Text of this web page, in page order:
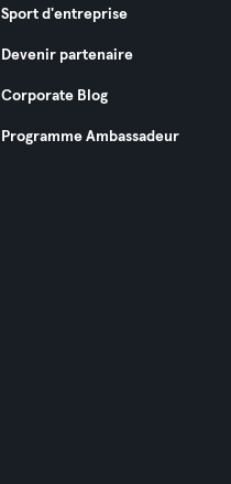
Sport d'entreprise
Devenir partenaire
Corporate Blog
Programme Ambassadeur